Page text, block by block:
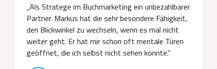
„Als Stratege im Buchmarketing ein unbezahlbarer
Partner. Markus hat die sehr besondere Fähigkeit,
den Blickwinkel zu wechseln, wenn es mal nicht
weiter geht. Er hat mir schon oft mentale Türen
geöffnet, die ich selbst nicht sehen konnte.“